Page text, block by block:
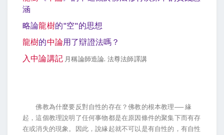
涵
略論龍樹的"空"的思想
龍樹的中論用了辯證法嗎？
入中論講記 月稱論師造論. 法尊法師譯講
佛教為什麼要反對自性的存在？佛教的根本教理── 緣
起，這個教理說明了任何事物都是在原因條件的聚集下而有存
在或消失的現象。因此，說緣起就不可以是有自性的，有自性